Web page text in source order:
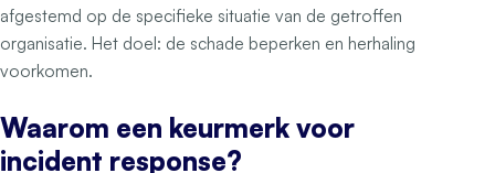
afgestemd op de specifieke situatie van de getroffen
organisatie. Het doel: de schade beperken en herhaling
voorkomen.
Waarom een keurmerk voor
incident response?